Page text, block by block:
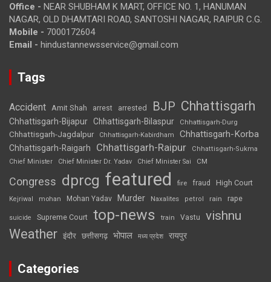
Office - NEAR SHUBHAM K MART, OFFICE NO. 1, HANUMAN
NAGAR, OLD DHAMTARI ROAD, SANTOSHI NAGAR, RAIPUR C.G.
Mobile - 7000172604
Email - hindustannewsservice@gmail.com
Tags
Accident Amit Shah arrest arrested BJP Chhattisgarh
Chhattisgarh-Bijapur Chhattisgarh-Bilaspur Chhattisgarh-Durg
Chhattisgarh-Jagdalpur Chhattisgarh-Kabirdham Chhattisgarh-Korba
Chhattisgarh-Raigarh Chhattisgarh-Raipur
Chhattisgarh-Sukma
Chief Minister
Chief Minister Dr. Yadav Chief Minister Sai CM
Congress dprcg featured fire fraud High Court
Kejriwal mohan Mohan Yadav Murder Naxalites petrol rain rape
suicide Supreme Court top-news train Vastu vishnu
Weather इंदौर छत्तीसगढ़ भोपाल मध्य प्रदेश रायपुर
Categories